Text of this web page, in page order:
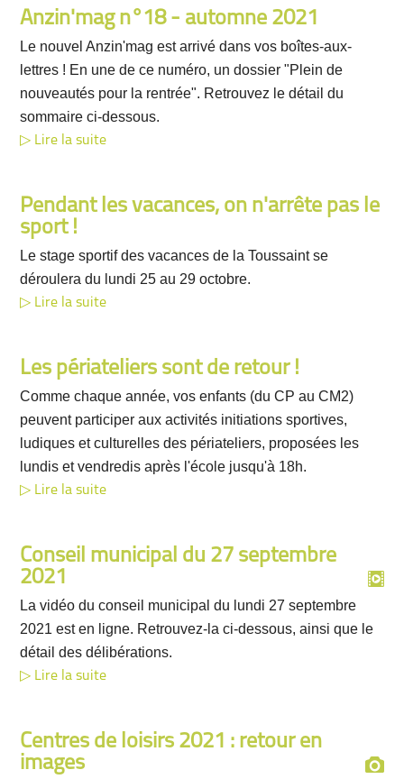
Anzin'mag n°18 - automne 2021
Le nouvel Anzin'mag est arrivé dans vos boîtes-aux-
lettres ! En une de ce numéro, un dossier "Plein de
nouveautés pour la rentrée". Retrouvez le détail du
sommaire ci-dessous.
Lire la suite
Pendant les vacances, on n'arrête pas le
sport !
Le stage sportif des vacances de la Toussaint se
déroulera du lundi 25 au 29 octobre.
Lire la suite
Les périateliers sont de retour !
Comme chaque année, vos enfants (du CP au CM2)
peuvent participer aux activités initiations sportives,
ludiques et culturelles des périateliers, proposées les
lundis et vendredis après l'école jusqu'à 18h.
Lire la suite
Conseil municipal du 27 septembre
2021
La vidéo du conseil municipal du lundi 27 septembre
2021 est en ligne. Retrouvez-la ci-dessous, ainsi que le
détail des délibérations.
Lire la suite
Centres de loisirs 2021 : retour en
images